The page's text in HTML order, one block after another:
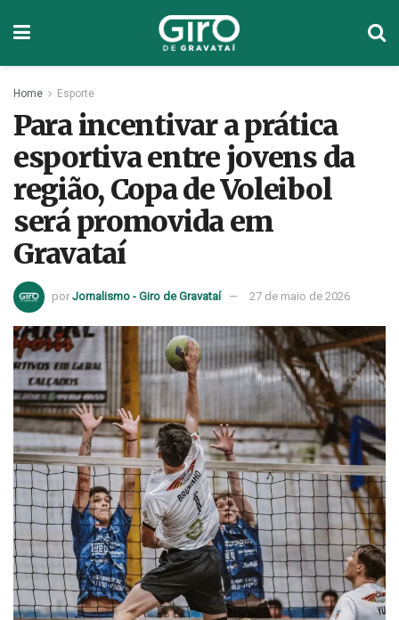
Home Esporte
Para incentivar a prática
esportiva entre jovens da
região, Copa de Voleibol
será promovida em
Gravataí
por Jornalismo - Giro de Gravataí 27 de maio de 2026